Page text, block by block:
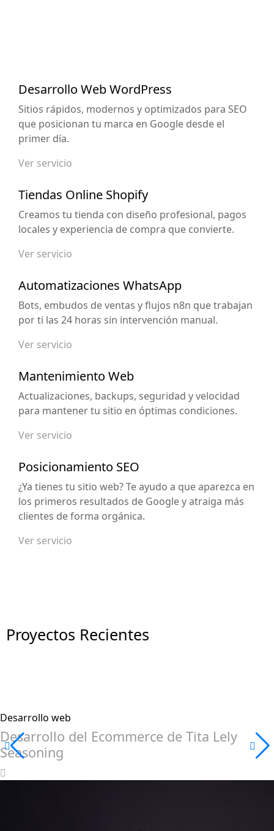
Desarrollo Web WordPress
Sitios rápidos, modernos y optimizados para SEO
que posicionan tu marca en Google desde el
primer día.
Ver servicio
Tiendas Online Shopify
Creamos tu tienda con diseño profesional, pagos
locales y experiencia de compra que convierte.
Ver servicio
Automatizaciones WhatsApp
Bots, embudos de ventas y flujos n8n que trabajan
por ti las 24 horas sin intervención manual.
Ver servicio
Mantenimiento Web
Actualizaciones, backups, seguridad y velocidad
para mantener tu sitio en óptimas condiciones.
Ver servicio
Posicionamiento SEO
¿Ya tienes tu sitio web? Te ayudo a que aparezca en
los primeros resultados de Google y atraiga más
clientes de forma orgánica.
Ver servicio
Proyectos Recientes
Desarrollo web
Desarrollo del Ecommerce de Tita Lely
Seasoning